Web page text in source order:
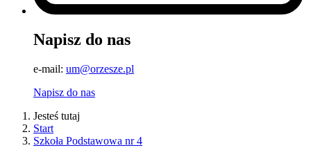
Napisz do nas
e-mail: um@orzesze.pl
Napisz do nas
Jesteś tutaj
Start
Szkoła Podstawowa nr 4